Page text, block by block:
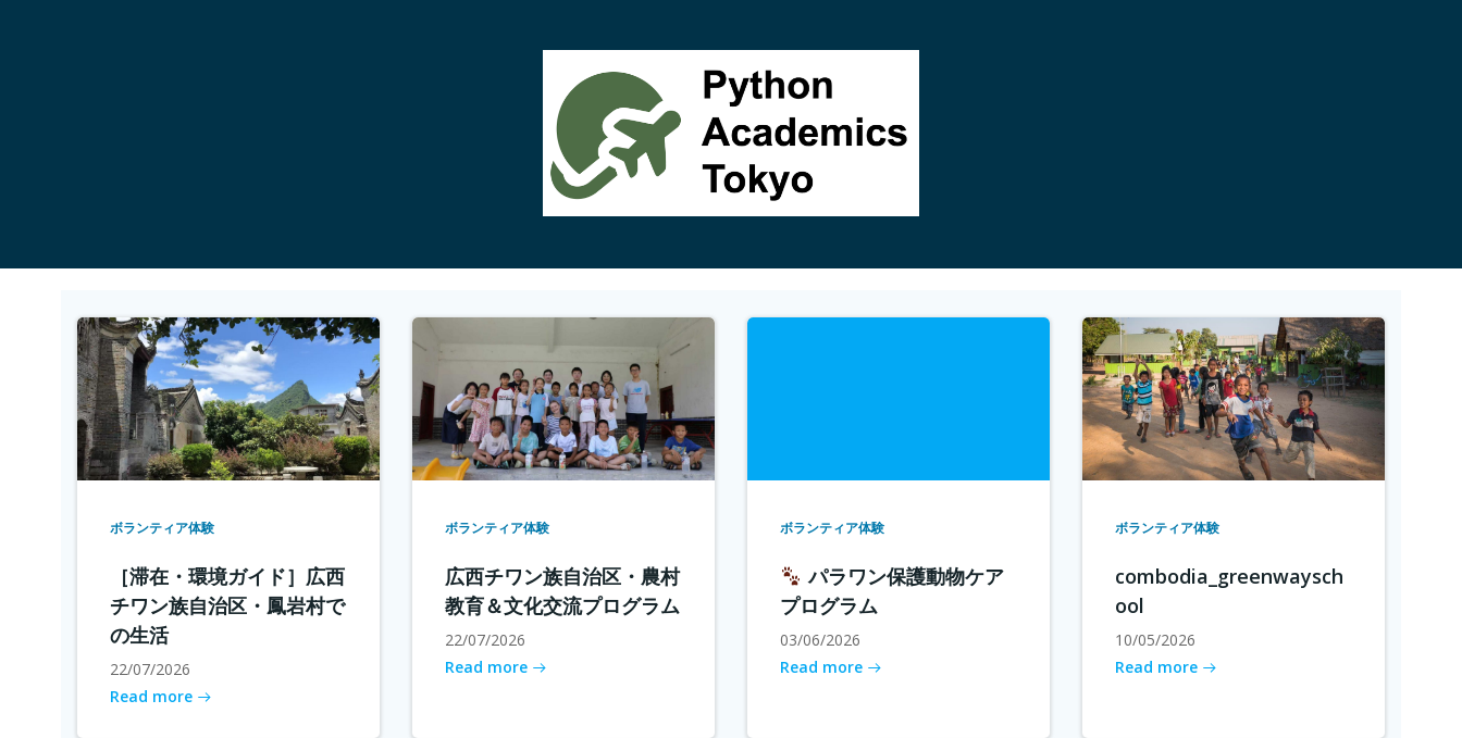
ボランティア体験
［滞在・環境ガイド］広西
チワン族自治区・鳳岩村で
の生活
22/07/2026
Read more
ボランティア体験
広西チワン族自治区・農村
教育＆文化交流プログラム
22/07/2026
Read more
ボランティア体験
パラワン保護動物ケア
プログラム
03/06/2026
Read more
ボランティア体験
combodia_greenwaysch
ool
10/05/2026
Read more